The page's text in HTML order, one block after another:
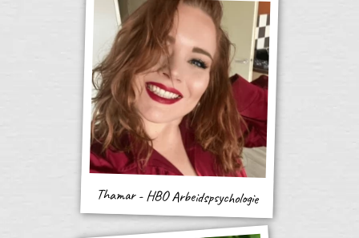
Thamar - HBO Arbeidspsychologie